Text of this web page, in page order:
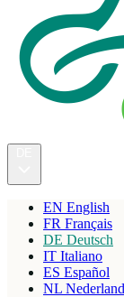
EN English
FR Français
DE Deutsch
IT Italiano
ES Español
NL